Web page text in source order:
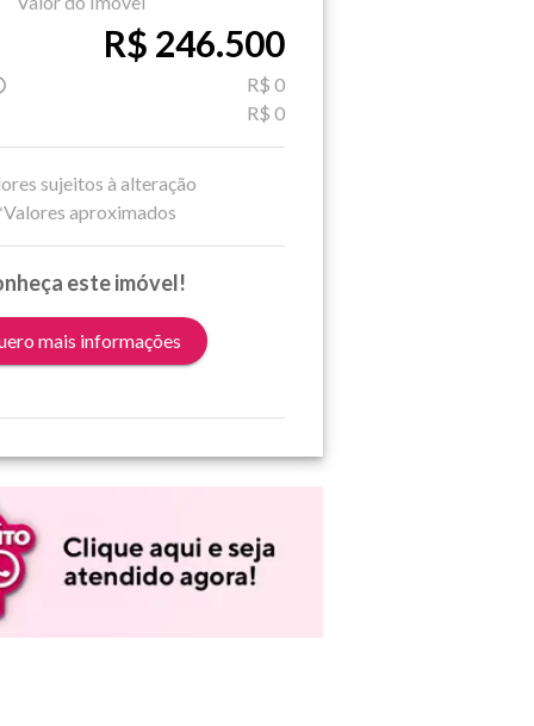
R$ 246.500
R$ 0
R$ 0
sujeitos à alteração
aproximados
este imóvel!
mais informações